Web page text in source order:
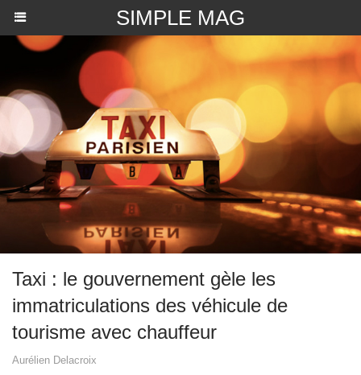
SIMPLE MAG
Taxi : le gouvernement gèle les
immatriculations des véhicule de
tourisme avec chauffeur
Aurélien Delacroix